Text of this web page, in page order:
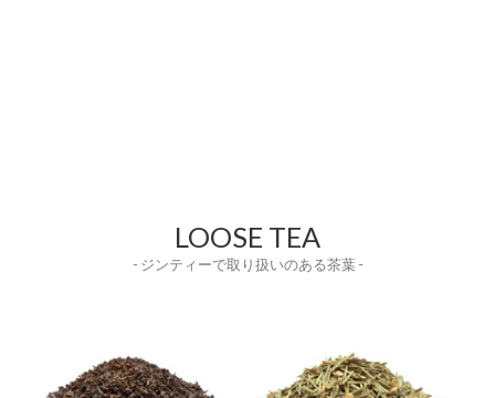
LOOSE TEA
- ジンティーで取り扱いのある茶葉 -